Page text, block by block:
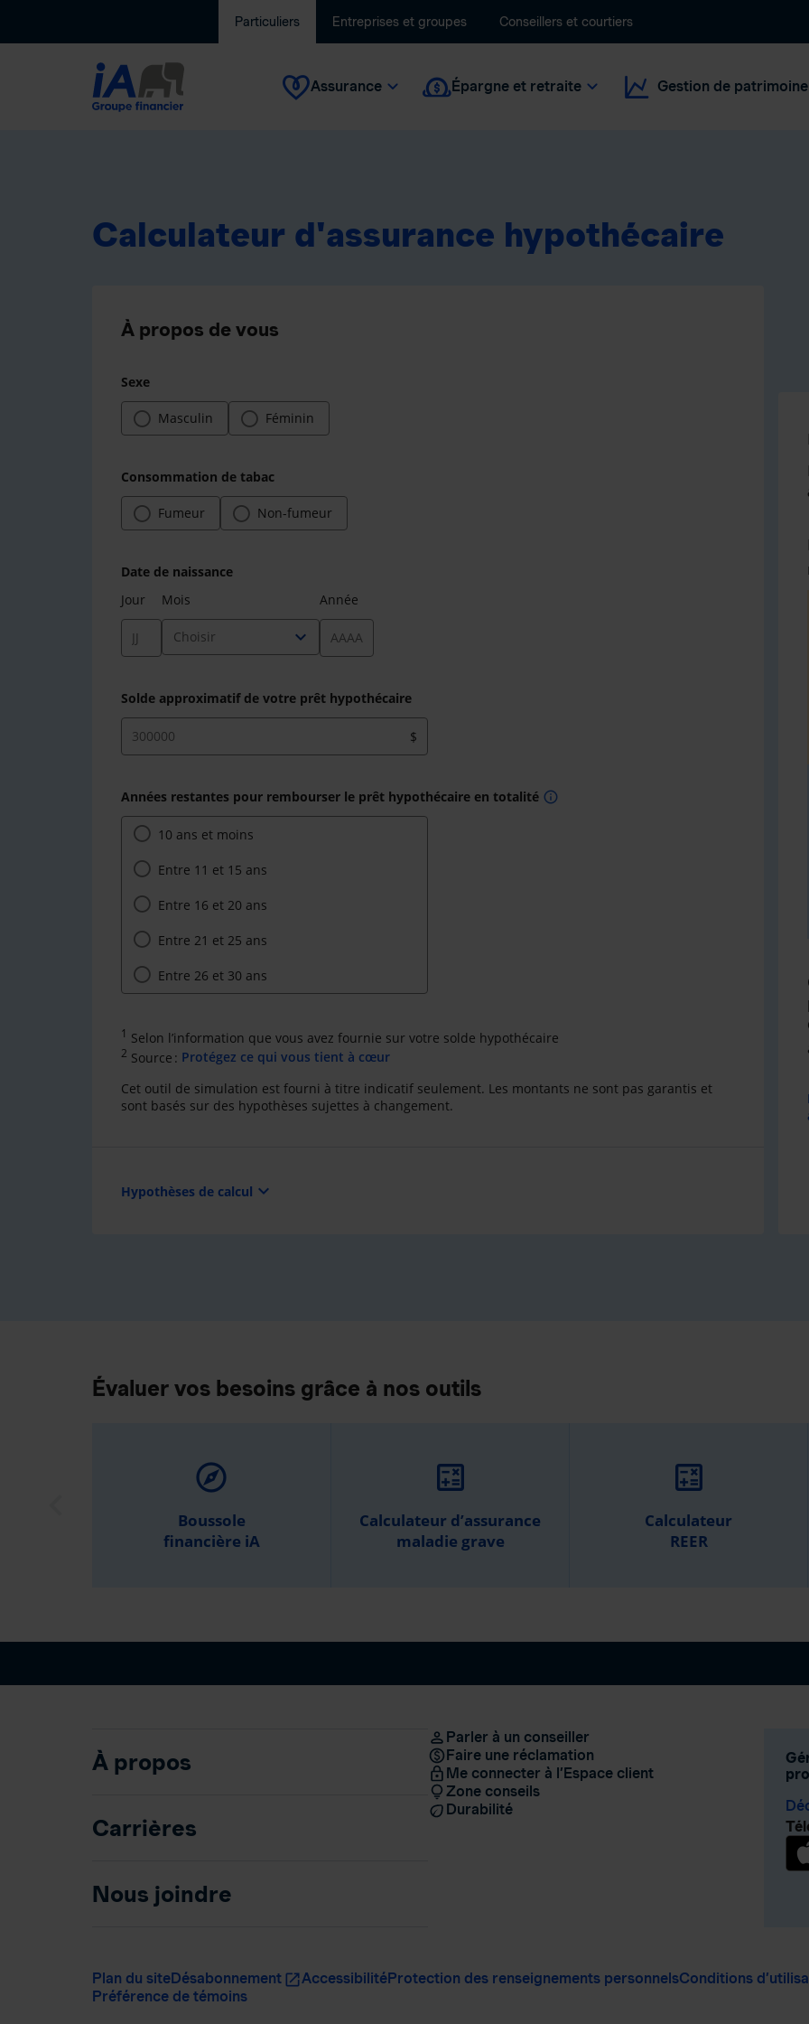
Particuliers Entreprises et groupes Conseillers et courtiers
Assurance Épargne et retraite Gestion de patrimoine
Calculateur d'assurance hypothécaire
À propos de vous
Sexe
Masculin Féminin
Consommation de tabac
Fumeur Non-fumeur
Date de naissance
Jour
Mois
Choisir expand_more
Année
Solde approximatif de votre prêt hypothécaire
$
Années restantes pour rembourser le prêt hypothécaire en totalité info
10 ans et moins
Entre 11 et 15 ans
Entre 16 et 20 ans
Entre 21 et 25 ans
Entre 26 et 30 ans
1 Selon l’information que vous avez fournie sur votre solde hypothécaire
2 Source : Protégez ce qui vous tient à cœur
Cet outil de simulation est fourni à titre indicatif seulement. Les montants ne sont pas garantis et
sont basés sur des hypothèses sujettes à changement.
Hypothèses de calcul expand_more
Évaluer vos besoins grâce à nos outils
explore
Boussole
financière iA
calculate
Calculateur d’assurance
maladie grave
calculate
Calculateur
REER
À propos
Carrières
Nous joindre
Parler à un conseiller
Faire une réclamation
Me connecter à l’Espace client
Zone conseils
Durabilité
Plan du siteDésabonnement AccessibilitéProtection des renseignements personnelsConditions
Préférence de témoins